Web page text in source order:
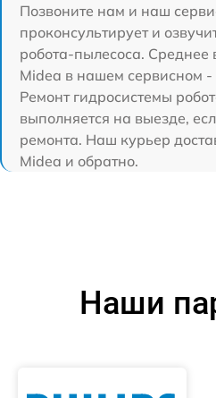
Позвоните нам и наш
проконсультирует и
робота-пылесоса. Среднее
Midea в нашем сервисном -
Ремонт гидросистемы
выполняется на выезде,
ремонта. Наш курьер
Midea и обратно.
Наши